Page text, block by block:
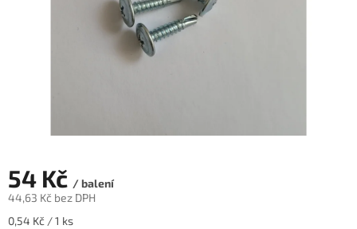
54 Kč / balení
44,63 Kč bez DPH
Měrná
0,54 Kč / 1 ks